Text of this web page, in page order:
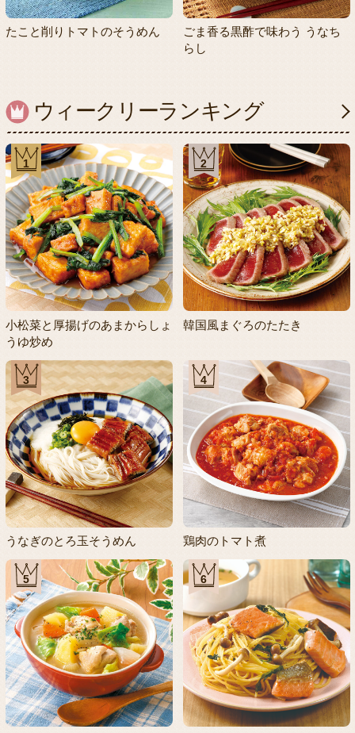
たこと削りトマトのそうめん
ごま香る黒酢で味わう うなち
らし
ウィークリーランキング
1
小松菜と厚揚げのあまからしょ
うゆ炒め
2
韓国風まぐろのたたき
3
うなぎのとろ玉そうめん
4
鶏肉のトマト煮
5 6